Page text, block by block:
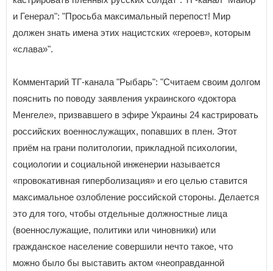
и Генерал": "Просьба максимальный перепост! Мир
должен знать имена этих нацистских «героев», которым
«слава»".
Комментарий ТГ-канала "Рыбарь": "Считаем своим долгом
пояснить по поводу заявления украинского «доктора
Менгеле», призвавшего в эфире Украины 24 кастрировать
российских военнослужащих, попавших в плен. Этот
приём на грани политологии, прикладной психологии,
социологии и социальной инженерии называется
«провокативная гиперболизация» и его целью ставится
максимальное озлобление российской стороны. Делается
это для того, чтобы отдельные должностные лица
(военнослужащие, политики или чиновники) или
гражданское население совершили нечто такое, что
можно было бы выставить актом «неоправданной